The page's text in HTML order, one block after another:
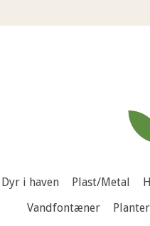
Dyr i haven Plast/Metal
Vandfontæner
Planter